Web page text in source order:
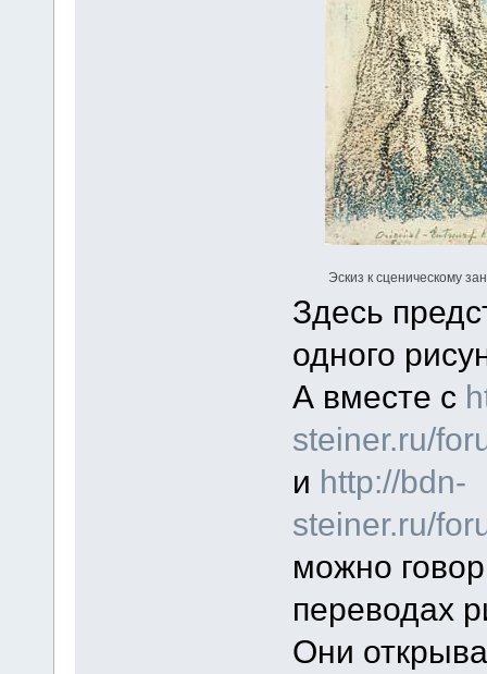
Эскиз к сценическому
Здесь
одного
А вместе с
steiner.ru/
и http://bdn-
steiner.ru/
можно
переводах
Они